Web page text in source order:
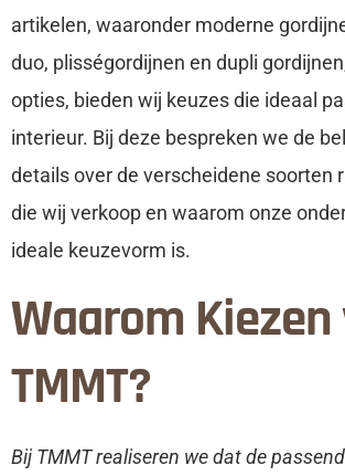
artikelen, waaronder moderne
duo, plisségordijnen en dupli
opties, bieden wij keuzes die ideaal
interieur. Bij deze bespreken we de
details over de verscheidene soorten
die wij verkoop en waarom onze
ideale keuzevorm is.
Waarom
TMMT?
Bij TMMT realiseren we dat de